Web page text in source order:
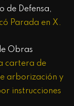
de Defensa,
Parada en X.
Obras
cartera de
arborización y
instrucciones